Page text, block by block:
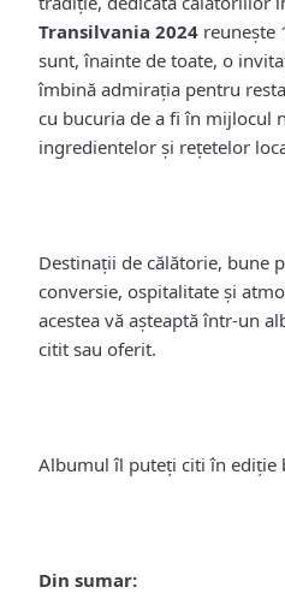
Transilvania 2024 reunește
sunt, înainte de toate, o
îmbină admirația pentru
cu bucuria de a fi în mijlocul
ingredientelor și rețetelor
Destinații de călătorie, bune
conversie, ospitalitate și
acestea vă așteaptă într-un
citit sau oferit.
Albumul îl puteți citi în ediție
Din sumar: